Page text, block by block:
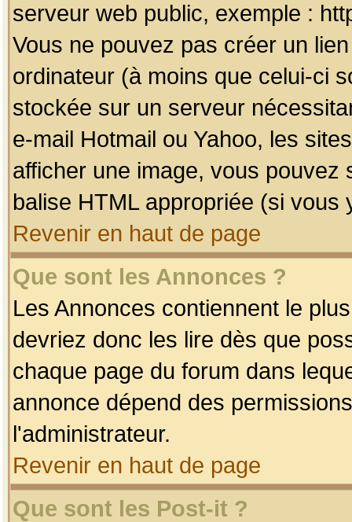
serveur web public, exemple :
Vous ne pouvez pas créer un
ordinateur (à moins que celui-ci
stockée sur un serveur
e-mail Hotmail ou Yahoo, les
afficher une image, vous pouvez
balise HTML appropriée (si vous
Revenir en haut de page
Que sont les Annonces ?
Les Annonces contiennent le
devriez donc les lire dès que
chaque page du forum dans
annonce dépend des
l'administrateur.
Revenir en haut de page
Que sont les Post-it ?